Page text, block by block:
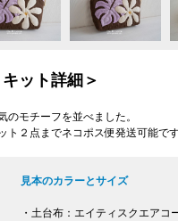
キット詳細＞
のモチーフを並べました。
ト２点までネコポス便発送可能で
見本のカラーとサイズ
・土台布：エイティスクエア